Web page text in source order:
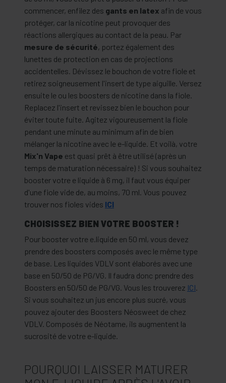
commencer, enfilez des gants en latex afin de vous
protéger, car la nicotine peut provoquer des
réactions allergiques au contact de la peau. Par
mesure de sécurité, portez également des
lunettes de protection en cas de projections
accidentelles. Dévissez le bouchon de votre fiole et
retirez soigneusement l'insert de type aiguille. Versez
ensuite le ou les boosters de nicotine dans la fiole.
Replacez l'insert et revissez bien le bouchon pour
éviter toute fuite. Agitez vigoureusement la fiole
pendant une minute au minimum afin de bien
mélanger la nicotine avec le e-liquide. Et voilà, votre
Mix'n Vape est quasi prêt à être utilisé (après un
temps de maturation nécessaire) ! Si vous souhaitez
booster votre e liquide à 6 mg, il faut vous équiper
d'une fiole vide de, au moins, 70 ml. Vous pouvez
trouver nos fioles vides ICI
CHOISISSEZ BIEN VOTRE BOOSTER !
Pour booster votre e.liquide en 50 ml, vous devez
prendre des boosters composés avec le même type
de base. Les liquides VDLV sont élaborés avec une
base en 50/50 de PG/VG. Il faudra donc prendre des
Boosters en 50/50 de PG/VG. Vous les trouverez ICI.
Si vous souhaitez un jus encore plus sucré, vous
pouvez ajouter des Boosters Néosweet de chez
VDLV. Composés de Néotame, ils augmentent la
sucrosité de votre e-liquide.
POURQUOI LAISSER MATURER